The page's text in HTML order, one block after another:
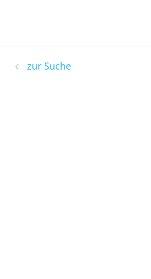
zur Suche